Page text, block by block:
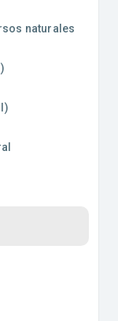
naturales